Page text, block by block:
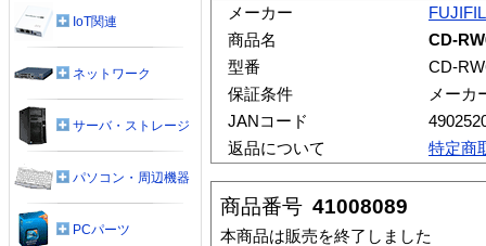
メーカー
商品名
CD-
型番
CD-
保証条件
メーカ
JANコード
返品について
特定商
商品番号 41008089
本商品は販売を終了しました
IoT関連
ネットワーク
サーバ・ストレージ
パソコン・周辺機器
PCパーツ